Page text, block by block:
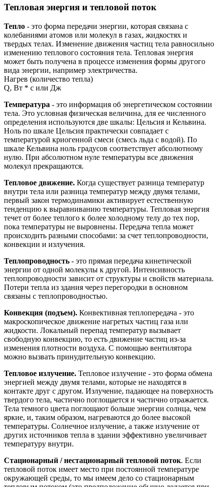
Тепловая энергия и тепловой поток
Тепло - это форма передачи энергии, которая связана с
колебаниями атомов или молекул в газах, жидкостях и
твердых телах. Изменение движения частиц тела равносильно
изменению теплового состояния тела. Тепловая энергия
может быть получена в процессе изменения формы другого
вида энергии, например электричества.
Нагрев (количество тепла)
Q, Вт * с или Дж
Температура - это информация об энергетическом состоянии
тела. Это условная физическая величина, для ее численного
определения используются две шкалы: Цельсия и Кельвина.
Ноль по шкале Цельсия практически совпадает с
температурой криогенной смеси (смесь льда с водой). По
шкале Кельвина ноль градусов соответствует абсолютному
нулю. При абсолютном нуле температуры все движения
молекул прекращаются.
Тепловое движение. Когда существует разница температур
внутри тела или разница температур между двумя телами,
первый закон термодинамики активирует естественную
тенденцию к выравниванию температуры. Тепловая энергия
течет от более теплого к более холодному телу до тех пор,
пока температуры не выровнены. Передача тепла может
происходить разными способами: за счет теплопроводности,
конвекции и излучения.
Теплопроводность - это прямая передача кинетической
энергии от одной молекулы к другой. Интенсивность
теплопроводности зависит от структуры и свойств материала.
Потери тепла из здания через перегородки в основном
связаны с теплопроводностью.
Конвекция (подъем). Конвективная теплопередача - это
макроскопическое движение нагретых частиц газа или
жидкости. Локальный перепад температур вызывает
свободную конвекцию, то есть движение частиц из-за
изменения плотности воздуха. С помощью вентилятора
можно вызвать принудительную конвекцию.
Тепловое излучение. Тепловое излучение - это форма обмена
энергией между двумя телами, которые не находятся в
контакте друг с другом. Излучение, падающее на поверхность
твердого тела, частично поглощается и частично отражается.
Тела темного цвета поглощают больше энергии солнца, чем
яркие, и, таким образом, нагреваются до более высокой
температуры. Солнечное излучение, а также излучение от
других источников тепла в здании эффективно увеличивает
температуру внутри.
Стационарный / нестационарный тепловой поток. Если
тепловой поток имеет место при постоянной температуре
окружающей среды, то мы имеем дело со стационарным